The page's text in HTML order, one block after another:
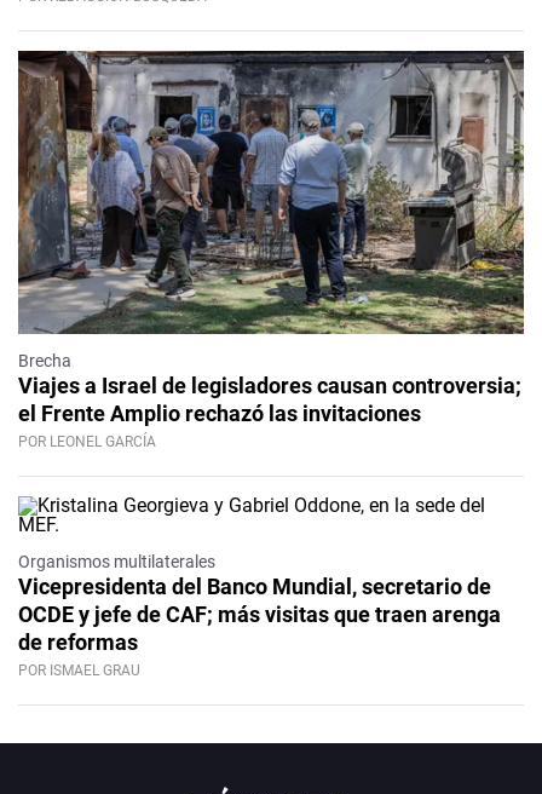
Brecha
Viajes a Israel de legisladores causan controversia;
el Frente Amplio rechazó las invitaciones
POR LEONEL GARCÍA
Organismos multilaterales
Vicepresidenta del Banco Mundial, secretario de
OCDE y jefe de CAF; más visitas que traen arenga
de reformas
POR ISMAEL GRAU